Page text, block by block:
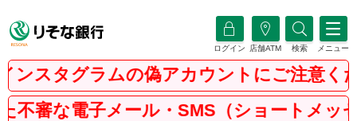
ログイン 店舗ATM 検索 メニュー
ンスタグラムの偽アカウントにご注意く
審な電子メール・SMS（ショートメッ